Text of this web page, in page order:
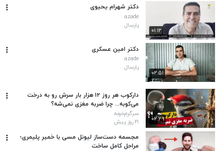
۰۱:۱۲
دکتر شهرام یحیوی
azade
پارسال
۰۲:۵۱
دکتر امین عسکری
azade
پارسال
۰۲:۲۹
دارکوب هر روز ۱۲ هزار بار سرش رو به درخت
می‌کوبه... چرا ضربه مغزی نمی‌شه؟
سرگرم‌خونه
۲۱ روز پیش
مجسمه دست‌ساز لیونل مسی با خمیر پلیمری؛
مراحل کامل ساخت